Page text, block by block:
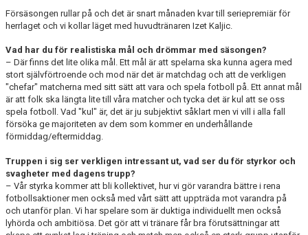
Försäsongen rullar på och det är snart månaden kvar till seriepremiär för
herrlaget och vi kollar läget med huvudtränaren Izet Kaljic.
Vad har du för realistiska mål och drömmar med säsongen?
– Där finns det lite olika mål. Ett mål är att spelarna ska kunna agera med
stort självförtroende och mod när det är matchdag och att de verkligen
"chefar" matcherna med sitt sätt att vara och spela fotboll på. Ett annat mål
är att folk ska längta lite till våra matcher och tycka det är kul att se oss
spela fotboll. Vad "kul" är, det är ju subjektivt såklart men vi vill i alla fall
försöka ge majoriteten av dem som kommer en underhållande
förmiddag/eftermiddag.
Truppen i sig ser verkligen intressant ut, vad ser du för styrkor och
svagheter med dagens trupp?
– Vår styrka kommer att bli kollektivet, hur vi gör varandra bättre i rena
fotbollsaktioner men också med vårt sätt att uppträda mot varandra på
och utanför plan. Vi har spelare som är duktiga individuellt men också
lyhörda och ambitiösa. Det gör att vi tränare får bra förutsättningar att